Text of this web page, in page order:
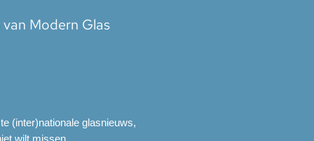
Modern Glas
(inter)nationale glasnieuws,
wilt missen.